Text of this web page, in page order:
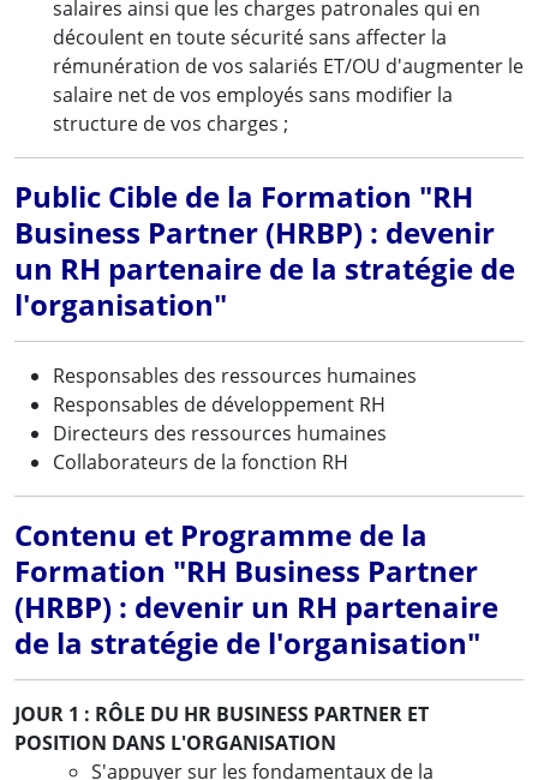
salaires ainsi que les charges patronales qui en
découlent en toute sécurité sans affecter la
rémunération de vos salariés ET/OU d'augmenter le
salaire net de vos employés sans modifier la
structure de vos charges ;
Public Cible de la Formation "RH
Business Partner (HRBP) : devenir
un RH partenaire de la stratégie de
l'organisation"
Responsables des ressources humaines
Responsables de développement RH
Directeurs des ressources humaines
Collaborateurs de la fonction RH
Contenu et Programme de la
Formation "RH Business Partner
(HRBP) : devenir un RH partenaire
de la stratégie de l'organisation"
JOUR 1 : RÔLE DU HR BUSINESS PARTNER ET
POSITION DANS L'ORGANISATION
S'appuyer sur les fondamentaux de la